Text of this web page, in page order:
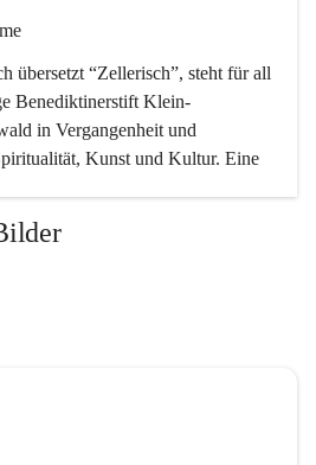
übersetzt “Zellerisch”, steht für all
Benediktinerstift Klein-
in Vergangenheit und
Kunst und Kultur. Eine
Lob Gottes.
Festival Cellensis wird seit dem